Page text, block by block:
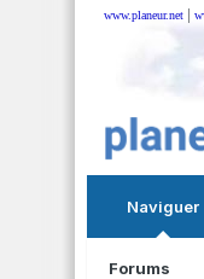
www.planeur.net |
Naviguer
Forums